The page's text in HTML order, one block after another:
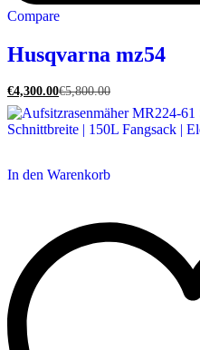
Compare
Husqvarna mz54
€4,300.00€5,800.00
In den Warenkorb